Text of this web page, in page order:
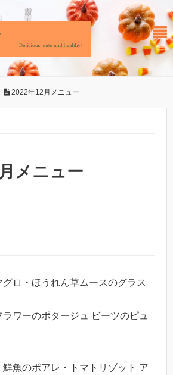
2022年12月メニュー
メニュー
ロ・ほうれん草ムースのグラス
ワーのポタージュ ビーツのピュ
魚のポアレ・トマトリゾット ア